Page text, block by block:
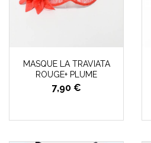
MASQUE LA TRAVIATA
ROUGE+ PLUME
7,90 €